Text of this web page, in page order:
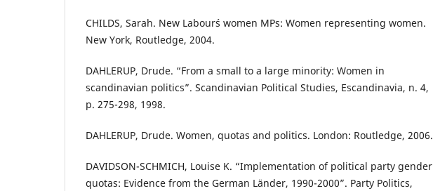
CHILDS, Sarah. New Labour´s women MPs: Women representing women.
New York, Routledge, 2004.
DAHLERUP, Drude. “From a small to a large minority: Women in
scandinavian politics”. Scandinavian Political Studies, Escandinavia, n. 4,
p. 275-298, 1998.
DAHLERUP, Drude. Women, quotas and politics. London: Routledge, 2006.
DAVIDSON-SCHMICH, Louise K. “Implementation of political party gender
quotas: Evidence from the German Länder, 1990-2000”. Party Politics,